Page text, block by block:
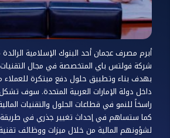
أبرم مصرف عجمان أحد البنوك الإسلامية
شركة فولتس باي المتخصصة في مجال التقنيات
بهدف بناء وتطبيق حلول دفع مبتكرة للعملاء
داخل دولة الإمارات العربية المتحدة. سوف
راسخاً للنمو في قطاعات الحلول والتقنيات
كما ستساهم في إحداث تغيير جذري في طريقة
لشؤونهم المالية من خلال ميزات ووظائف